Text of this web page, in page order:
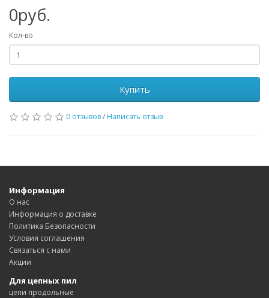
0руб.
Кол-во
Купить
0 отзывов/ Написать отзыв
Информация
О нас
Информация о доставке
Политика Безопасности
Условия соглашения
Связаться с нами
Акции
Для цепных пил
цепи продольные